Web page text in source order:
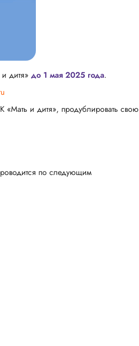
дитя» до 1 мая 2025 года.
«Мать и дитя», продублировать свою
по следующим